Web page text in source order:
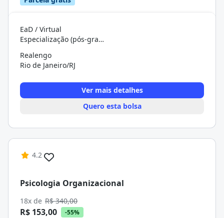
EaD / Virtual
Especialização (pós-graduação)
Realengo
Rio de Janeiro/RJ
Ver mais detalhes
Quero esta bolsa
4.2
Psicologia Organizacional
18x de R$ 340,00
R$ 153,00 -55%